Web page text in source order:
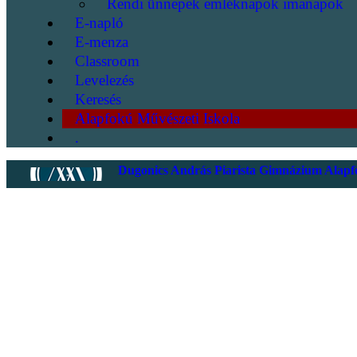
Rendi ünnepek emléknapok imanapok
E-napló
E-menza
Classroom
Levelezés
Keresés
Alapfokú Művészeti Iskola
.
Dugonics András Piarista Gimnázium